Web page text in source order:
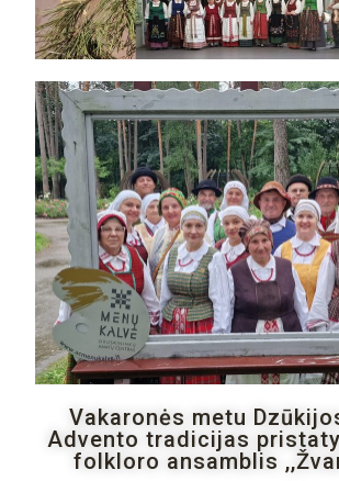
Vakaronės metu
Advento tradicijas
folkloro ansamblis